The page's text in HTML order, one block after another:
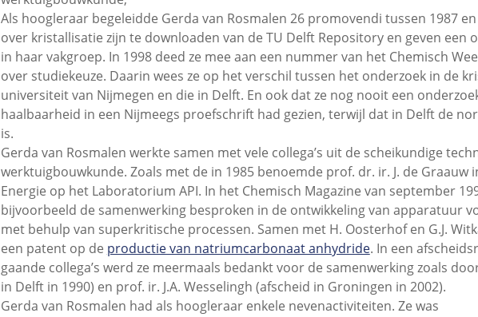
Als hoogleraar begeleidde Gerda van Rosmalen 26 promovendi tussen 1987
over kristallisatie zijn te downloaden van de TU Delft Repository en geven een
in haar vakgroep. In 1998 deed ze mee aan een nummer van het Chemisch
over studiekeuze. Daarin wees ze op het verschil tussen het onderzoek in de
universiteit van Nijmegen en die in Delft. En ook dat ze nog nooit een
haalbaarheid in een Nijmeegs proefschrift had gezien, terwijl dat in Delft de
is.
Gerda van Rosmalen werkte samen met vele collega’s uit de scheikundige
werktuigbouwkunde. Zoals met de in 1985 benoemde prof. dr. ir. J. de Graauw
Energie op het Laboratorium API. In het Chemisch Magazine van september
bijvoorbeeld de samenwerking besproken in de ontwikkeling van apparatuur
met behulp van superkritische processen. Samen met H. Oosterhof en G.J.
een patent op de productie van natriumcarbonaat anhydride. In een
gaande collega’s werd ze meermaals bedankt voor de samenwerking zoals
in Delft in 1990) en prof. ir. J.A. Wesselingh (afscheid in Groningen in 2002).
Gerda van Rosmalen had als hoogleraar enkele nevenactiviteiten. Ze was